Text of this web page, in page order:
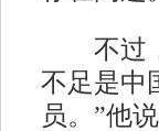
不过，
不足是中
员。”他